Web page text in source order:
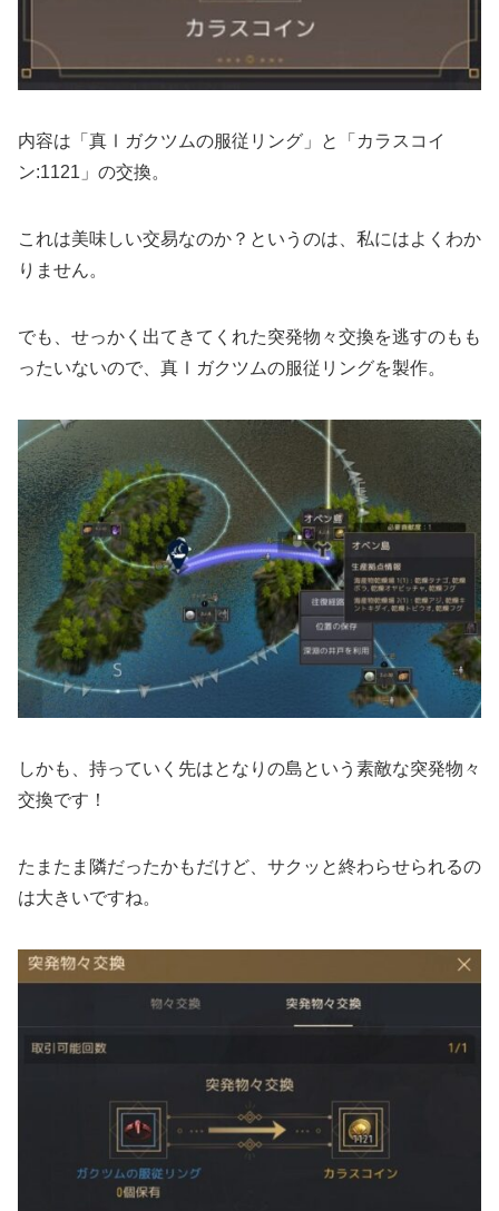
内容は「真Ⅰガクツムの服従リング」と「カラスコイ
ン:1121」の交換。
これは美味しい交易なのか？というのは、私にはよくわか
りません。
でも、せっかく出てきてくれた突発物々交換を逃すのもも
ったいないので、真Ⅰガクツムの服従リングを製作。
しかも、持っていく先はとなりの島という素敵な突発物々
交換です！
たまたま隣だったかもだけど、サクッと終わらせられるの
は大きいですね。